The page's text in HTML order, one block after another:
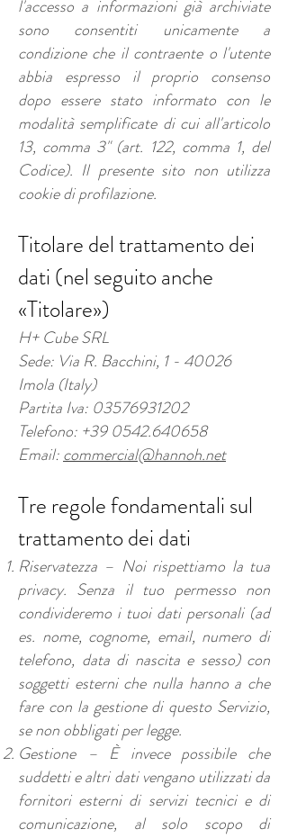
l'accesso a informazioni già archiviate
sono consentiti unicamente a
condizione che il contraente o l'utente
abbia espresso il proprio consenso
dopo essere stato informato con le
modalità semplificate di cui all'articolo
13, comma 3" (art. 122, comma 1, del
Codice). Il presente sito non utilizza
cookie di profilazione.
Titolare del trattamento dei
dati (nel seguito anche
«Titolare»)
H+ Cube SRL
Sede: Via R. Bacchini, 1 - 40026
Imola (Italy)
Partita Iva: 03576931202
Telefono: +39 0542.640658
Email:commercial@hannoh.net
Tre regole fondamentali sul
trattamento dei dati
Riservatezza – Noi rispettiamo la tua
privacy. Senza il tuo permesso non
condivideremo i tuoi dati personali (ad
es. nome, cognome, email, numero di
telefono, data di nascita e sesso) con
soggetti esterni che nulla hanno a che
fare con la gestione di questo Servizio,
se non obbligati per legge.
Gestione – È invece possibile che
suddetti e altri dati vengano utilizzati da
fornitori esterni di servizi tecnici e di
comunicazione, al solo scopo di